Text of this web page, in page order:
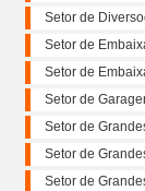
Setor de
Setor de
Setor de
Setor de
Setor de
Setor de
Setor de